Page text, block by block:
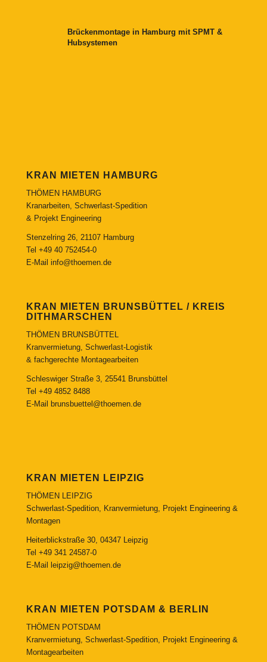
Brückenmontage in Hamburg mit SPMT &
Hubsystemen
KRAN MIETEN HAMBURG
THÖMEN HAMBURG
Kranarbeiten, Schwerlast-Spedition
& Projekt Engineering
Stenzelring 26, 21107 Hamburg
Tel +49 40 752454-0
E-Mail info@thoemen.de
KRAN MIETEN BRUNSBÜTTEL / KREIS
DITHMARSCHEN
THÖMEN BRUNSBÜTTEL
Kranvermietung, Schwerlast-Logistik
& fachgerechte Montagearbeiten
Schleswiger Straße 3, 25541 Brunsbüttel
Tel +49 4852 8488
E-Mail
brunsbuettel@thoemen.de
KRAN MIETEN LEIPZIG
THÖMEN LEIPZIG
Schwerlast-Spedition, Kranvermietung, Projekt Engineering &
Montagen
Heiterblickstraße 30, 04347 Leipzig
Tel +49 341 24587-0
E-Mail
leipzig@thoemen.de
KRAN MIETEN POTSDAM & BERLIN
THÖMEN POTSDAM
Kranvermietung, Schwerlast-Spedition, Projekt Engineering &
Montagearbeiten